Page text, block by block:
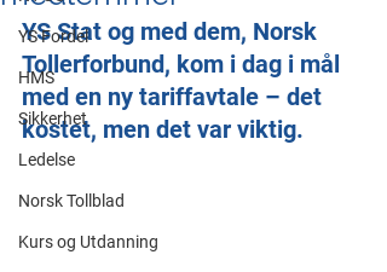
YS Fordel
HMS
Sikkerhet
Ledelse
Norsk Tollblad
Kurs og Utdanning
YS Stat og med dem, Norsk
Tollerforbund, kom i dag i mål
med en ny tariffavtale – det
kostet, men det var viktig.